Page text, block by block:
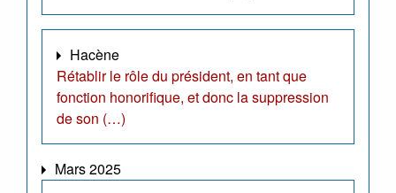
Hacène
Rétablir le rôle du président, en tant que
fonction honorifique, et donc la suppression
de son (…)
Mars 2025